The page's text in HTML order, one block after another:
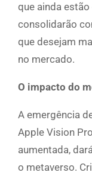
que ainda
consolidarão
que desejam
no mercado.
O impacto do
A emergência
Apple Vision
aumentada,
o metaverso.